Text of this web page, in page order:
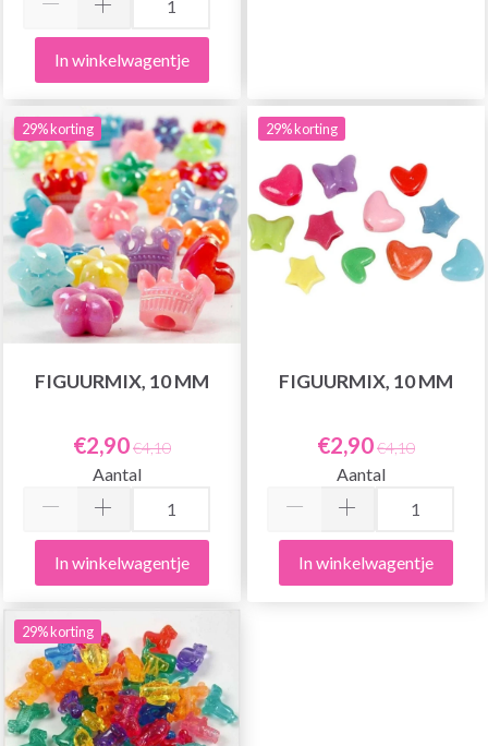
In winkelwagentje
29% korting
FIGUURMIX, 10 MM
€2,90€4,10
Aantal
In winkelwagentje
29% korting
FIGUURMIX, 10 MM
€2,90€4,10
Aantal
In winkelwagentje
29% korting